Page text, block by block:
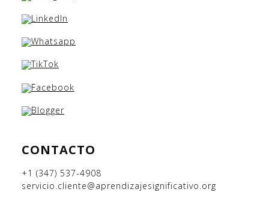
CONTACTO
+1 (347) 537-4908
servicio.cliente@aprendizajesignificativo.org